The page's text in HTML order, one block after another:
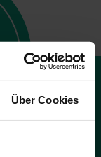
Über Cookies